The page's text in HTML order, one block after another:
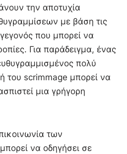
την αποτυχία
με βάση τις
γεγονός που μπορεί να
Για παράδειγμα, ένας
πολύ
του scrimmage μπορεί να
μια γρήγορη
των
να οδηγήσει σε